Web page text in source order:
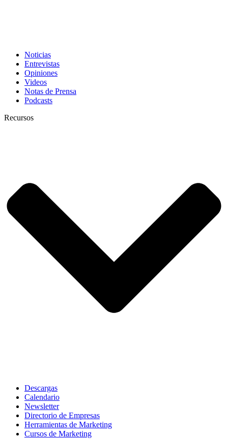
Noticias
Entrevistas
Opiniones
Videos
Notas de Prensa
Podcasts
Recursos
Descargas
Calendario
Newsletter
Directorio de Empresas
Herramientas de Marketing
Cursos de Marketing